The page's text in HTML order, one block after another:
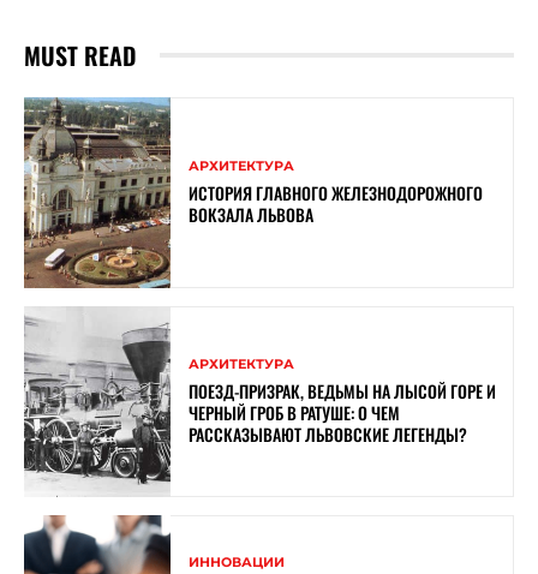
MUST READ
АРХИТЕКТУРА
ИСТОРИЯ ГЛАВНОГО ЖЕЛЕЗНОДОРОЖНОГО
ВОКЗАЛА ЛЬВОВА
АРХИТЕКТУРА
ПОЕЗД-ПРИЗРАК, ВЕДЬМЫ НА ЛЫСОЙ ГОРЕ И
ЧЕРНЫЙ ГРОБ В РАТУШЕ: О ЧЕМ
РАССКАЗЫВАЮТ ЛЬВОВСКИЕ ЛЕГЕНДЫ?
ИННОВАЦИИ